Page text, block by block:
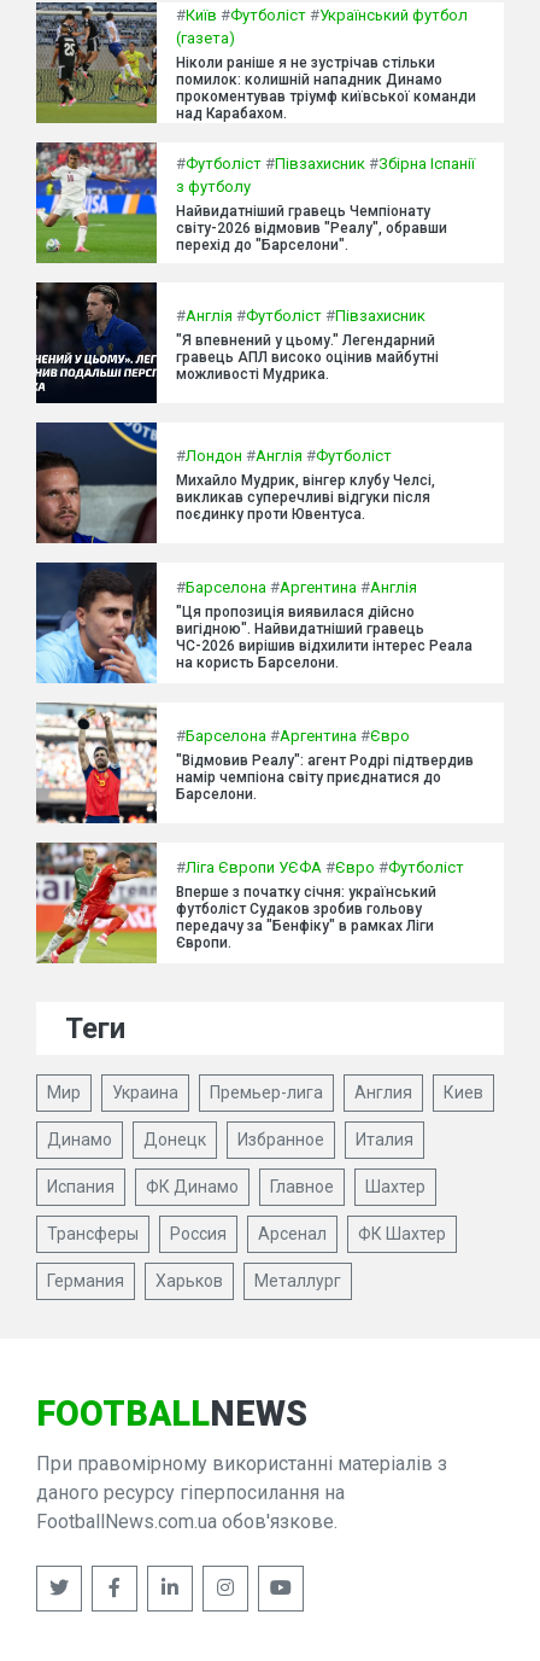
#Київ #Футболіст #Український футбол
(газета)
Ніколи раніше я не зустрічав стільки
помилок: колишній нападник Динамо
прокоментував тріумф київської команди
над Карабахом.
#Футболіст #Півзахисник #Збірна Іспанії
з футболу
Найвидатніший гравець Чемпіонату
світу-2026 відмовив "Реалу", обравши
перехід до "Барселони".
#Англія #Футболіст #Півзахисник
"Я впевнений у цьому." Легендарний
гравець АПЛ високо оцінив майбутні
можливості Мудрика.
#Лондон #Англія #Футболіст
Михайло Мудрик, вінгер клубу Челсі,
викликав суперечливі відгуки після
поєдинку проти Ювентуса.
#Барселона #Аргентина #Англія
"Ця пропозиція виявилася дійсно
вигідною". Найвидатніший гравець
ЧС-2026 вирішив відхилити інтерес Реала
на користь Барселони.
#Барселона #Аргентина #Євро
"Відмовив Реалу": агент Родрі підтвердив
намір чемпіона світу приєднатися до
Барселони.
#Ліга Європи УЄФА #Євро #Футболіст
Вперше з початку січня: український
футболіст Судаков зробив гольову
передачу за "Бенфіку" в рамках Ліги
Європи.
Теги
Мир Украина Премьер-лига Англия Киев
Динамо Донецк Избранное Италия
Испания ФК Динамо Главное Шахтер
Трансферы Россия Арсенал ФК Шахтер
Германия Харьков Металлург
FOOTBALLNEWS
При правомірному використанні матеріалів з
даного ресурсу гіперпосилання на
FootballNews.com.ua обов'язкове.